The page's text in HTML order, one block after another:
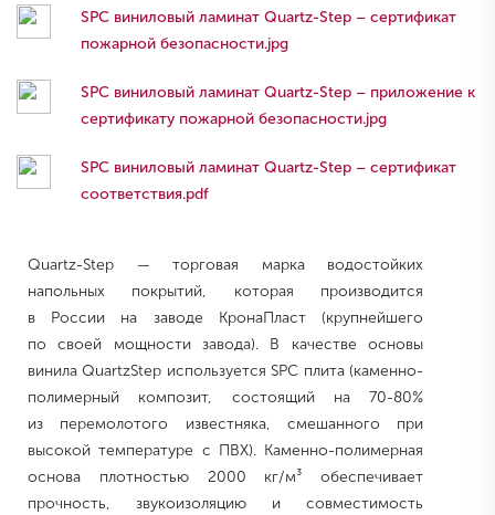
SPC виниловый ламинат Quartz-Step – сертификат
пожарной безопасности.jpg
SPC виниловый ламинат Quartz-Step – приложение к
сертификату пожарной безопасности.jpg
SPC виниловый ламинат Quartz-Step – сертификат
соответствия.pdf
Quartz-Step — торговая марка водостойких
напольных покрытий, которая производится
в России на заводе КронаПласт (крупнейшего
по своей мощности завода). В качестве основы
винила QuartzStep используется SPC плита (каменно-
полимерный композит, состоящий на 70-80%
из перемолотого известняка, смешанного при
высокой температуре с ПВХ). Каменно-полимерная
основа плотностью 2000 кг/м³ обеспечивает
прочность, звукоизоляцию и совместимость